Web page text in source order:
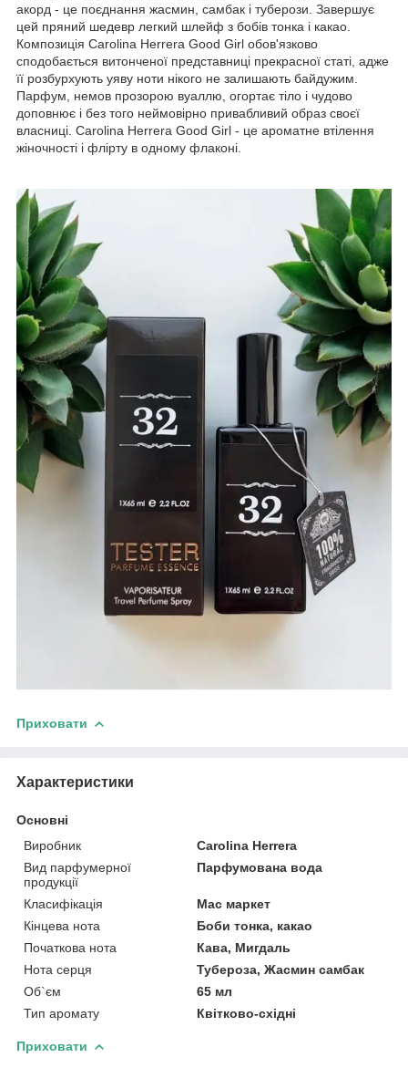
акорд - це поєднання жасмин, самбак і туберози. Завершує
цей пряний шедевр легкий шлейф з бобів тонка і какао.
Композиція Carolina Herrera Good Girl обов'язково
сподобається витонченої представниці прекрасної статі, адже
її розбурхують уяву ноти нікого не залишають байдужим.
Парфум, немов прозорою вуаллю, огортає тіло і чудово
доповнює і без того неймовірно привабливий образ своєї
власниці. Carolina Herrera Good Girl - це ароматне втілення
жіночності і флірту в одному флаконі.
Приховати
Характеристики
Основні
Виробник
Carolina Herrera
Вид парфумерної
продукції
Парфумована вода
Класифікація
Мас маркет
Кінцева нота
Боби тонка, какао
Початкова нота
Кава, Мигдаль
Нота серця
Тубероза, Жасмин самбак
Об`єм
65 мл
Тип аромату
Квітково-східні
Приховати